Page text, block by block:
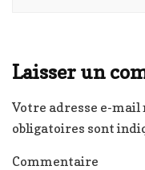
Laisser un
Votre adresse e-mail
obligatoires sont
Commentaire